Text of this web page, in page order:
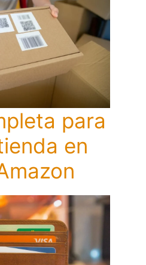
para
en